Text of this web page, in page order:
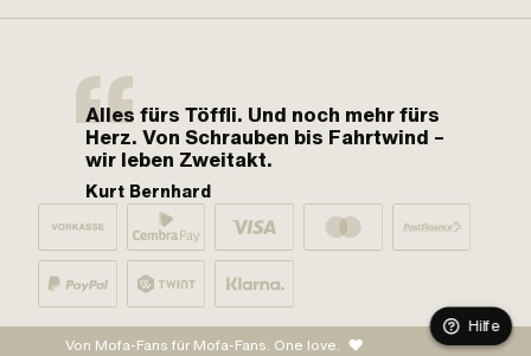
Alles fürs Töffli. Und noch mehr fürs
Herz. Von Schrauben bis Fahrtwind –
wir leben Zweitakt.
Kurt Bernhard
Von Mofa-Fans für Mofa-Fans. One love.
Hilfe